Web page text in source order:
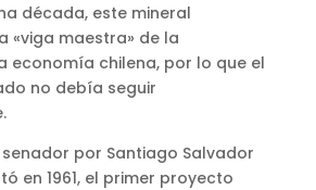
década, este mineral
«viga maestra» de la
economía chilena, por lo que el
no debía seguir
por Santiago Salvador
en 1961, el primer proyecto